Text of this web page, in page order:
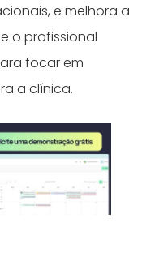
e melhora a
o profissional
focar em
a clínica.